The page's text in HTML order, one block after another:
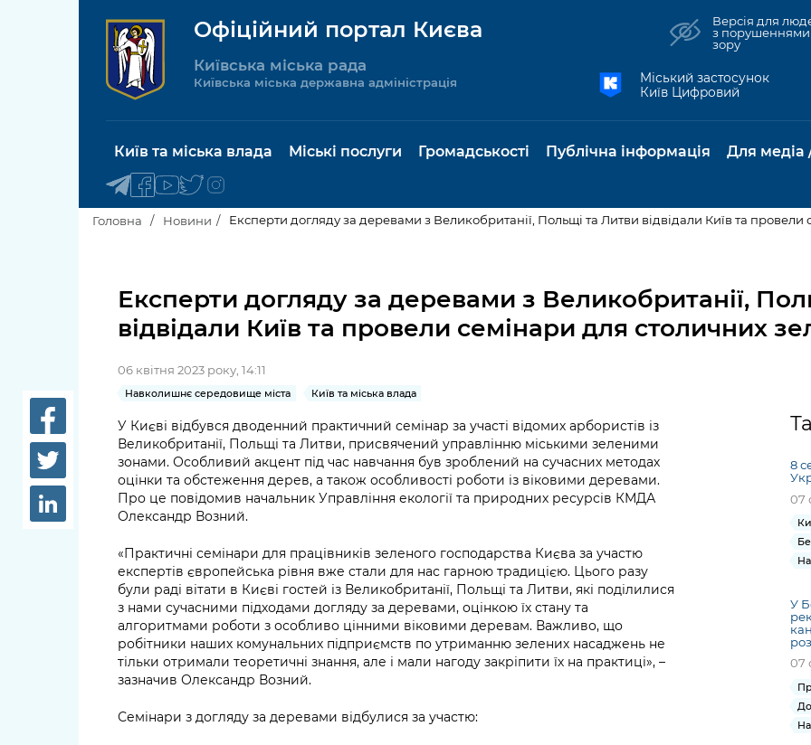
Офіційний портал Києва
Київська міська рада
Київська міська державна адміністрація
Версія для
з порушеннями
зору
Міський застосунок
Київ Цифровий
Київ та міська влада
Київська міська рада
Керівництво КМДА
Структура
Рішення та розпорядження
Проєкти розпоряджень, що
перебувають на погодженні
КМВА
Контактна інформація
Статистика
Звернення громадян
Міські послуги
послуги
Пільги, субсидії та
Паспорт, свідоцтва та
Лікарні та медицина
Освіта та навчальні
заклади
Дороги, транспорт та
парковки
Навколишнє
середовище міста
земельні ділянки
Культура, спорт,
Фінанси та бюджет
Безпека та
правопорядок
Іноземцям / For
foreigners
Громадськості
об'єднань
Громадські слухання
експертиза
Громадський
бюджет
громадськістю
Громадська
Публічна інформація
публічної
інформації
Інформація з
обмеженим
доступом
Проекти
нормативно-
правових та
інших актів
база
Для медіа
ся на
KCSA
Головна Новини Експерти догляду за деревами з Великобританії, Польщі та Литви відвідали Київ та провели
Експерти догляду за деревами з Великобританії,
відвідали Київ та провели семінари для столичних
06 квітня 2023 року, 14:11
Навколишнє середовище міста Київ та міська влада
У Києві відбувся дводенний практичний семінар за участі відомих арбористів із
Великобританії, Польщі та Литви, присвячений управлінню міськими зеленими
зонами. Особливий акцент під час навчання був зроблений на сучасних методах
оцінки та обстеження дерев, а також особливості роботи із віковими деревами.
Про це повідомив начальник Управління екології та природних ресурсів КМДА
Олександр Возний.
«Практичні семінари для працівників зеленого господарства Києва за участю
експертів європейська рівня вже стали для нас гарною традицією. Цього разу
були раді вітати в Києві гостей із Великобританії, Польщі та Литви, які поділилися
з нами сучасними підходами догляду за деревами, оцінкою їх стану та
алгоритмами роботи з особливо цінними віковими деревам. Важливо, що
робітники наших комунальних підприємств по утриманню зелених насаджень не
тільки отримали теоретичні знання, але і мали нагоду закріпити їх на практиці», –
зазначив Олександр Возний.
Семінари з догляду за деревами відбулися за участю:
8
07
У
07